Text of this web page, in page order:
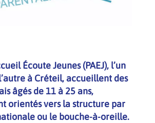
Écoute Jeunes (PAEJ), l’un
à Créteil, accueillent des
âgés de 11 à 25 ans,
orientés vers la structure par
ou le bouche-à-oreille.